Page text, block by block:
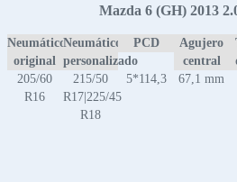
Mazda 6 (GH) 2013
Neumático
original
Neumático
personalizado
PCD
Agujero
central
205/60
R16
215/50
R17|225/45
R18
5*114,3 67,1 mm